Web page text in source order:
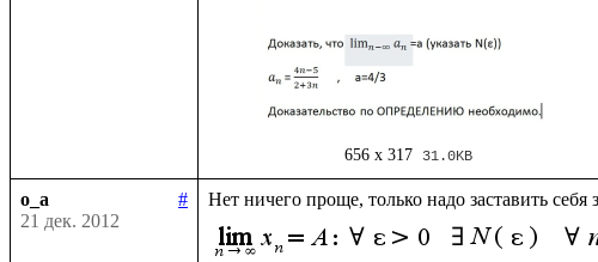
656 x 317 31.0KB
o_a
#
21 дек. 2012
Нет ничего проще, только надо заставить себя